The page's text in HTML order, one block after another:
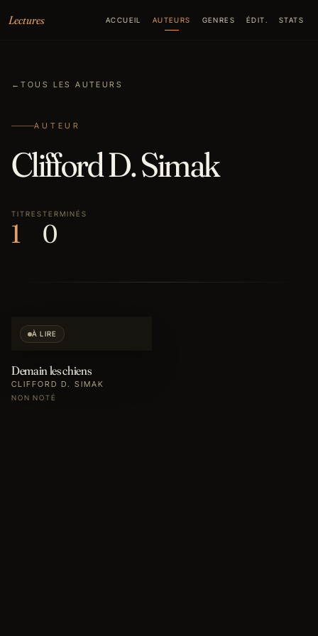
Lectures
ACCUEIL AUTEURS GENRES ÉDIT. STATS
←TOUS LES AUTEURS
AUTEUR
Clifford D. Simak
TITRES
1
TERMINÉS
0
À LIRE
Demain les chiens
CLIFFORD D. SIMAK
NON NOTÉ